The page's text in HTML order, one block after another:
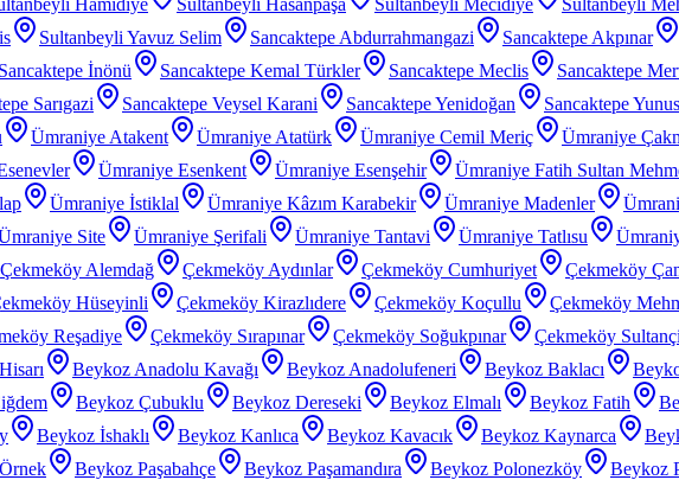
Hamidiye Sultanbeyli Hasanpaşa Sultanbeyli Mecidiye Sultanbeyli
Sultanbeyli Yavuz Selim Sancaktepe Abdurrahmangazi Sancaktepe Akpınar
Sancaktepe İnönü Sancaktepe Kemal Türkler Sancaktepe Meclis Sancaktepe
Sarıgazi Sancaktepe Veysel Karani Sancaktepe Yenidoğan Sancaktepe
Ümraniye Atakent Ümraniye Atatürk Ümraniye Cemil Meriç Ümraniye
Ümraniye Esenkent Ümraniye Esenşehir Ümraniye Fatih Sultan
Ümraniye İstiklal Ümraniye Kâzım Karabekir Ümraniye Madenler
Site Ümraniye Şerifali Ümraniye Tantavi Ümraniye Tatlısu
Çekmeköy Alemdağ Çekmeköy Aydınlar Çekmeköy Cumhuriyet Çekmeköy
Hüseyinli Çekmeköy Kirazlıdere Çekmeköy Koçullu Çekmeköy
Reşadiye Çekmeköy Sırapınar Çekmeköy Soğukpınar Çekmeköy
Beykoz Anadolu Kavağı Beykoz Anadolufeneri Beykoz Baklacı
Beykoz Çubuklu Beykoz Dereseki Beykoz Elmalı Beykoz Fatih
Beykoz İshaklı Beykoz Kanlıca Beykoz Kavacık Beykoz Kaynarca
Beykoz Paşabahçe Beykoz Paşamandıra Beykoz Polonezköy Beykoz